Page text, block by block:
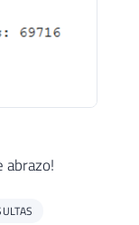
abrazo!